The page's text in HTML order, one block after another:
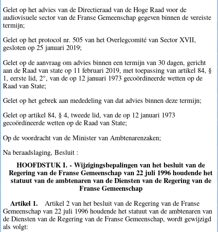
Gelet op het advies van de Directieraad van de Hoge Raad voor de
audiovisuele sector van de Franse Gemeenschap gegeven binnen de vereiste
termijn;
Gelet op het protocol nr. 505 van het Overlegcomité van Sector XVII,
gesloten op 25 januari 2019;
Gelet op de aanvraag om advies binnen een termijn van 30 dagen, gericht
aan de Raad van state op 11 februari 2019, met toepassing van artikel 84, §
1, eerste lid, 2°, van de op 12 januari 1973 gecoördineerde wetten op de
Raad van State;
Gelet op het gebrek aan mededeling van dat advies binnen deze termijn;
Gelet op artikel 84, § 4, tweede lid, van de op 12 januari 1973
gecoördineerde wetten op de Raad van State;
Op de voordracht van de Minister van Ambtenarenzaken;
Na beraadslaging, Besluit :
HOOFDSTUK I. - Wijzigingsbepalingen van het besluit van de
Regering van de Franse Gemeenschap van 22 juli 1996 houdende het
statuut van de ambtenaren van de Diensten van de Regering van de
Franse Gemeenschap
Artikel 1.
Artikel 2 van het besluit van de Regering van de Franse
Gemeenschap van 22 juli 1996 houdende het statuut van de ambtenaren van
de Diensten van de Regering van de Franse Gemeenschap, wordt gewijzigd
als volgt: